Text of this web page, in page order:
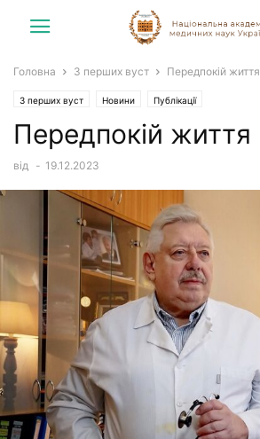
Головна З перших вуст Передпокій життя
З перших вуст Новини Публікації
Передпокій життя
від - 19.12.2023